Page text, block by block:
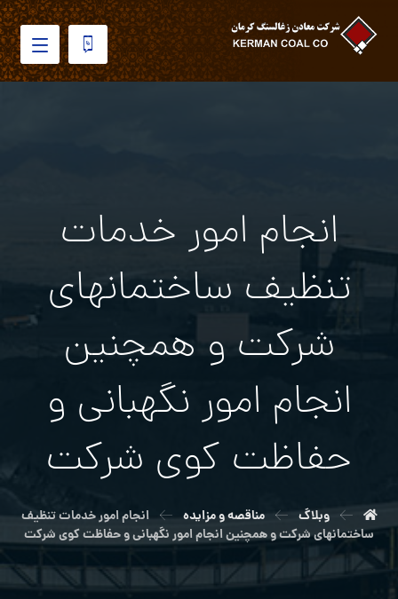
انجام امور خدمات
تنظيف ساختمانهاي
شركت و همچنين
انجام امور نگهباني و
حفاظت كوي شركت
وبلاگ مناقصه و مزایده
انجام امور خدمات تنظيف
ساختمانهاي شركت و همچنين انجام امور نگهباني و حفاظت كوي شركت